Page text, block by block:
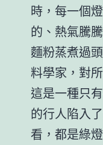
時，每一個
的、熱氣騰
麵粉蒸煮過
料學家，對
這是一種只
的行人陷入
看，都是綠